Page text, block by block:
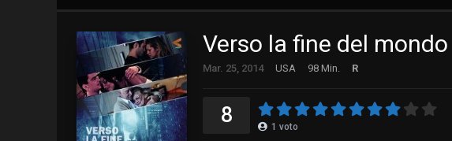
Verso la fine del mondo
Mar. 25, 2014 USA 98 Min. R
8 1 voto